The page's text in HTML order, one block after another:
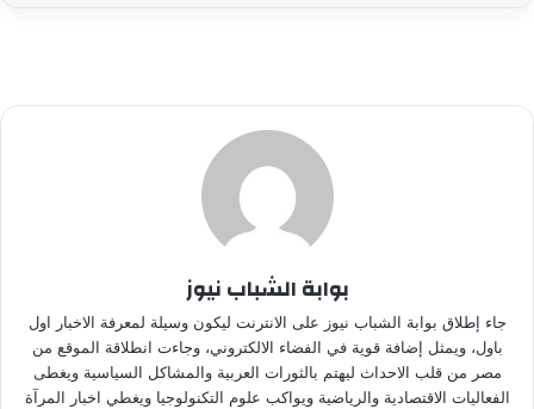
بوابة الشباب نيوز
جاء إطلاق بوابة الشباب نيوز على الانترنت ليكون وسيلة لمعرفة الاخبار اول
باول، ويمثل إضافة قوية في الفضاء الالكتروني، وجاءت انطلاقة الموقع من
مصر من قلب الاحداث ليهتم بالثورات العربية والمشاكل السياسية ويغطى
الفعاليات الاقتصادية والرياضية ويواكب علوم التكنولوجيا ويغطي اخبار المرآة